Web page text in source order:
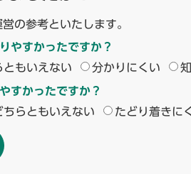
の参考といたします。
やすかったですか？
ともいえない 分かりにくい
すかったですか？
ちらともいえない たどり着きに